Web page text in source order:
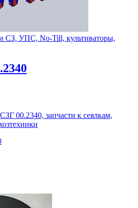
СЗ, УПС, No-Till, культиваторы,
00.2340, запчасти к сеялкам,